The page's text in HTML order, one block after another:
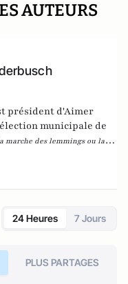
AUTEURS
président d'Aimer
municipale de
marche des lemmings ou la 2e
24 Heures 7 Jours
PLUS PARTAGES